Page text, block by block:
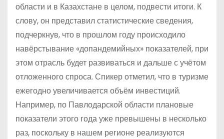
области и в Казахстане в целом, подвести итоги. К
слову, он представил статистические сведения,
подчеркнув, что в прошлом году происходило
навёрстывание «допандемийных» показателей, при
этом отрасль будет развиваться и дальше с учётом
отложенного спроса. Спикер отметил, что в туризме
ежегодно увеличивается объём инвестиций.
Например, по Павлодарской области плановые
показатели этого года уже превышены в несколько
раз, поскольку в нашем регионе реализуются